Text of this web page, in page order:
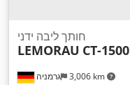
גרמניה 3,006 km
חותך ליבה ידני
LEMORAU CT-1500